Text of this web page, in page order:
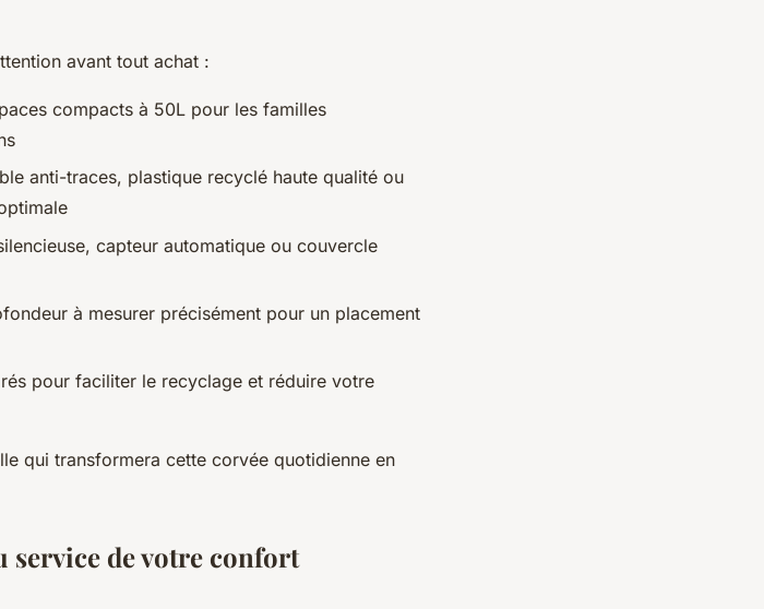
avant tout achat :
compacts à 50L pour les familles
anti-traces, plastique recyclé haute qualité ou
capteur automatique ou couvercle
à mesurer précisément pour un placement
pour faciliter le recyclage et réduire votre
qui transformera cette corvée quotidienne en
de votre confort